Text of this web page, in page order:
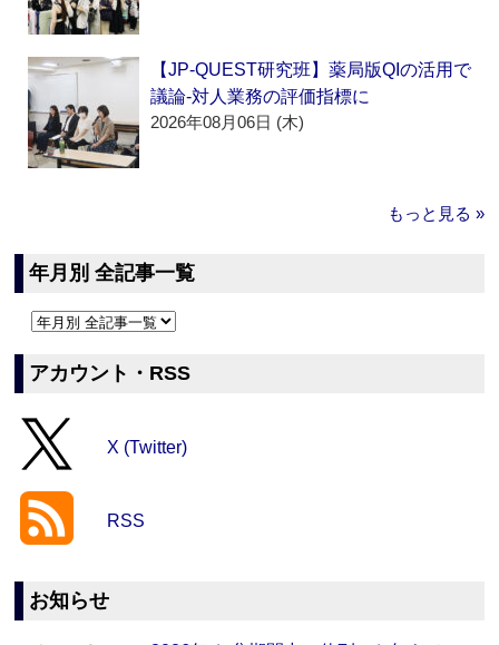
【JP-QUEST研究班】薬局版QIの活用で
議論‐対人業務の評価指標に
2026年08月06日 (木)
もっと見る »
年月別 全記事一覧
アカウント・RSS
X (Twitter)
RSS
お知らせ